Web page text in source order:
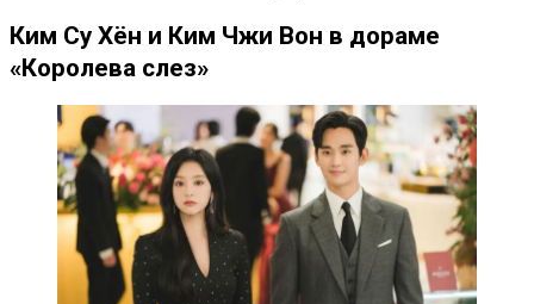
Ким Су Хён и Ким Чжи Вон в дораме
«Королева слез»